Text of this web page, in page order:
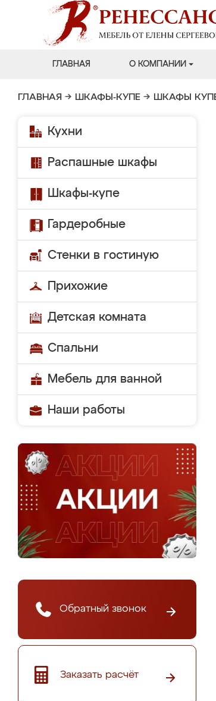
ГЛАВНАЯ О КОМПАНИИ
ГЛАВНАЯ → ШКАФЫ-КУПЕ → ШКАФЫ
Кухни
Распашные шкафы
Шкафы-купе
Гардеробные
Стенки в гостиную
Прихожие
Детская комната
Спальни
Мебель для ванной
Наши работы
Обратный звонок
Заказать расчёт